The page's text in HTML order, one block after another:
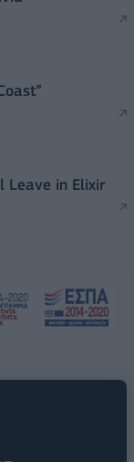
Leave in Elixir